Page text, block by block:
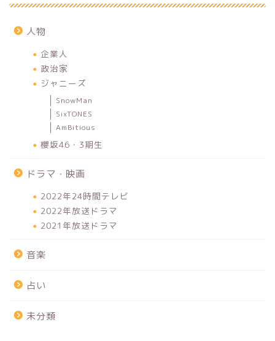
人物
企業人
政治家
ジャニーズ
SnowMan
SixTONES
AmBitious
櫻坂46・3期生
ドラマ・映画
2022年24時間テレビ
2022年放送ドラマ
2021年放送ドラマ
音楽
占い
未分類